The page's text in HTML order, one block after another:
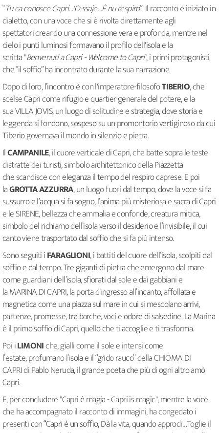
“Tu ca conosce Capri…'O ssaje…È nu respiro”. Il racconto è iniziato in
dialetto, con una voce che si è rivolta direttamente agli
spettatori creando una connessione vera e profonda, mentre nel
cielo i punti luminosi formavano il profilo dell'isola e la
scritta "Benvenuti a Capri - Welcome to Capri", i primi protagonisti
che “il soffio” ha incontrato durante la sua narrazione.
Dopo di loro, l’incontro è con l'imperatore-filosofoTIBERIO, che
scelse Capri come rifugio e quartier generale del potere, e la
sua VILLA JOVIS, un luogo di solitudine e strategia, dove storia e
leggenda si fondono, sospeso su un promontorio vertiginoso da cui
Tiberio governava il mondo in silenzio e pietra.
IlCAMPANILE, il cuore verticale di Capri, che batte sopra le teste
distratte dei turisti, simbolo architettonico della Piazzetta
che scandisce con eleganza il tempo del respiro caprese. E poi
laGROTTA AZZURRA, un luogo fuori dal tempo, dove la voce si fa
sussurro e l’acqua si fa sogno, l’anima più misteriosa e sacra di Capri
e le SIRENE, bellezza che ammalia e confonde, creatura mitica,
simbolo del richiamo dell’isola verso il desiderio e l’invisibile, il cui
canto viene trasportato dal soffio che si fa più intenso.
Sono seguiti iFARAGLIONI, i battiti del cuore dell’isola, scolpiti dal
soffio e dal tempo. Tre giganti di pietra che emergono dal mare
come guardiani dell’isola, sfiorati dal sole e dai gabbiani e
la MARINA DI CAPRI, la porta d’ingresso all’incanto, affollata e
magnetica come una piazza sul mare in cui si mescolano arrivi,
partenze, promesse, tra barche, voci e odore di salsedine. La Marina
è il primo soffio di Capri, quello che ti accoglie e ti trasforma.
Poi iLIMONIche, gialli come il sole e intensi come
l’estate, profumano l’isola e il “grido rauco” della CHIOMA DI
CAPRI di Pablo Neruda, il grande poeta che più di ogni altro amò
Capri.
E, per concludere "Capri è magia - Capri is magic", mentre la voce
che ha accompagnato il racconto di immagini, ha congedato i
presenti con “Capri è un soffio, Dà la vita, quando approdi…Toglie il